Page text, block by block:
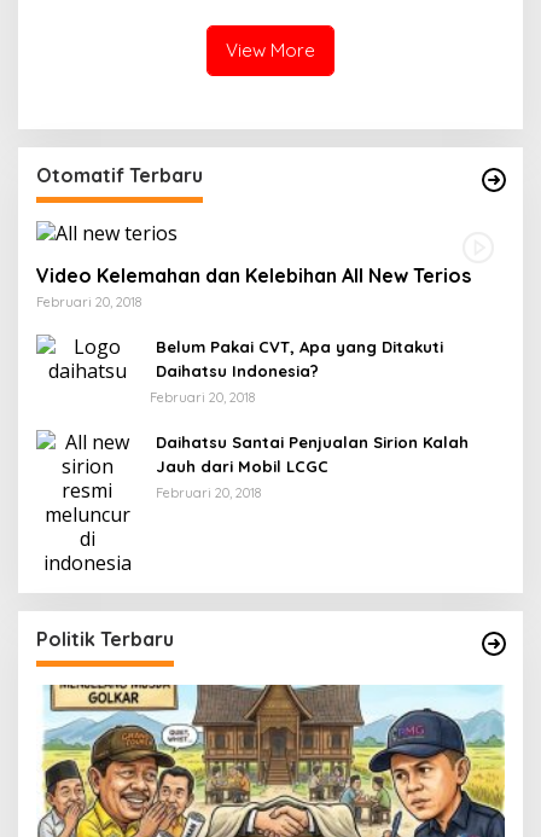
View More
Otomatif Terbaru
Video Kelemahan dan Kelebihan All New Terios
Februari 20, 2018
Belum Pakai CVT, Apa yang Ditakuti
Daihatsu Indonesia?
Februari 20, 2018
Daihatsu Santai Penjualan Sirion Kalah
Jauh dari Mobil LCGC
Februari 20, 2018
Politik Terbaru